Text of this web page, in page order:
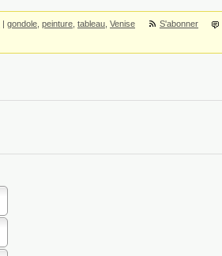
gondole peinture tableau Venise S'abonner